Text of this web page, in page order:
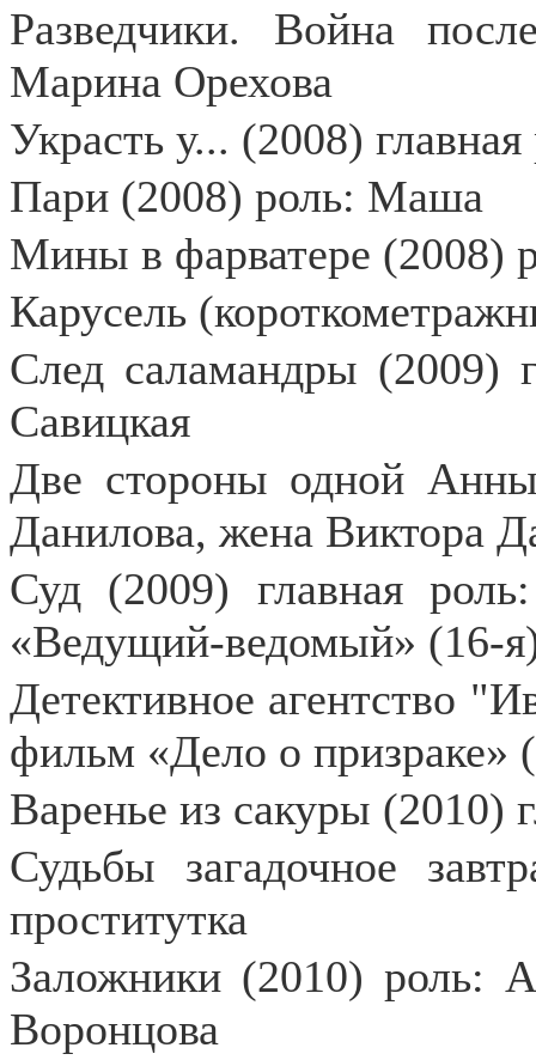
Разведчики. Война
Марина Орехова
Украсть у... (2008)
Пари (2008) роль: Маша
Мины в фарватере (2008)
Карусель
След саламандры (2009)
Савицкая
Две стороны одной
Данилова, жена Виктора
Суд (2009) главная
«Ведущий-ведомый» (16-
Детективное агентство
фильм «Дело о призраке»
Варенье из сакуры (2010)
Судьбы загадочное
проститутка
Заложники (2010) роль:
Воронцова